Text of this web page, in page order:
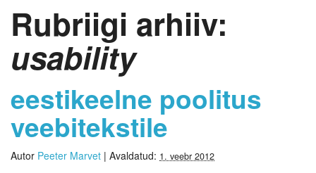
Rubriigi arhiiv:
usability
eestikeelne poolitus
veebitekstile
Autor Peeter Marvet | Avaldatud: 1. veebr 2012